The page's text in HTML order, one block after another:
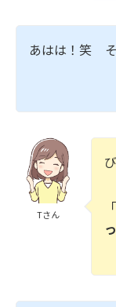
あはは！笑 そ
Tさん 「